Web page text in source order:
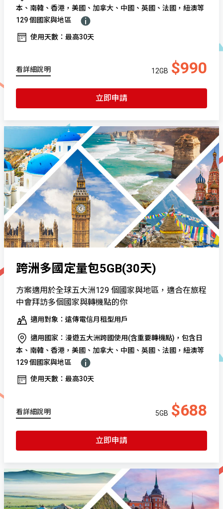
本、南韓、香港，美國、加拿大、中國、英國、法國，紐澳等
129 個國家與地區
使用天數：最高30天
看詳細說明 12GB $990
立即申請
跨洲多國定量包5GB(30天)
方案適用於全球五大洲129 個國家與地區，適合在旅程
中會拜訪多個國家與轉機點的你
適用對象：遠傳電信月租型用戶
適用國家：漫遊五大洲跨國使用(含重要轉機點)，包含日
本、南韓、香港，美國、加拿大、中國、英國、法國，紐澳等
129 個國家與地區
使用天數：最高30天
看詳細說明 5GB $688
立即申請